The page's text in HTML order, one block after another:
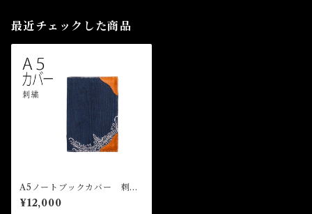
最近チェックした商品
A5ノートブックカバー 刺
繍 WOOD DENIM ノート
カバー デニム 革
¥12,000